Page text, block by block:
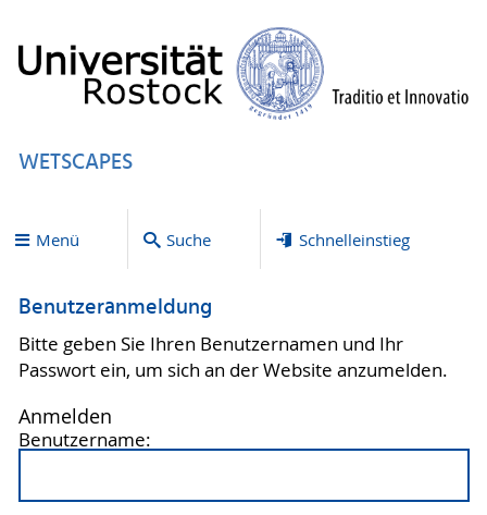
WETSCAPES
Menü Suche Schnelleinstieg
Benutzeranmeldung
Bitte geben Sie Ihren Benutzernamen und Ihr
Passwort ein, um sich an der Website anzumelden.
Anmelden
Benutzername: